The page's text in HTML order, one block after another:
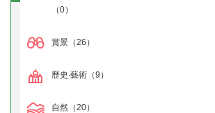
（0）
賞景 （26）
歷史‧藝術 （9）
自然 （20）